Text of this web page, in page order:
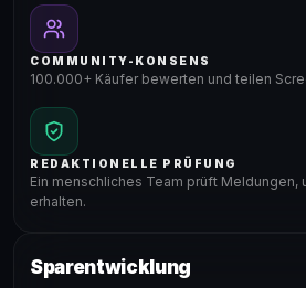
COMMUNITY-KONSENS
100.000+ Käufer bewerten und teilen
REDAKTIONELLE PRÜFUNG
Ein menschliches Team prüft Meldungen,
erhalten.
Sparentwicklung